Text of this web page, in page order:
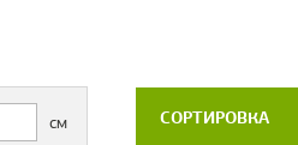
см СОРТИРОВКА